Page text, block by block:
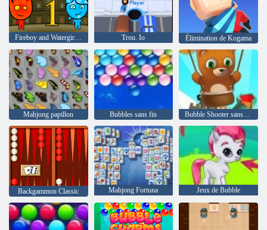
Fireboy and Watergirl 1: Temple de forêt Trou. Io Élimination de Kogama
Mahjong papillon Bubbles sans fin Bubble Shooter sans fin
Backgammon Classic Mahjong Fortuna Jeux de Bubble